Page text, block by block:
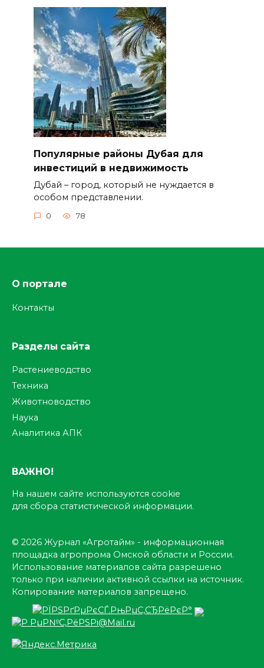
Популярные районы Дубая для
инвестиций в недвижимость
Дубай – город, который не нуждается в
особом представлении.
0 78
О портале
Контакты
Разделы сайта
Растениеводство
Техника
Животноводство
Наука
Аналитика АПК
ВАЖНО!
На нашем сайте используются cookie
для сбора статистической информации.
© 2026 Журнал «Агротайм» - информационная
площадка агропрома Омской области и России.
Использование материалов сайта разрешено
только при наличии активной ссылки на источник.
Копирование материалов запрещено.